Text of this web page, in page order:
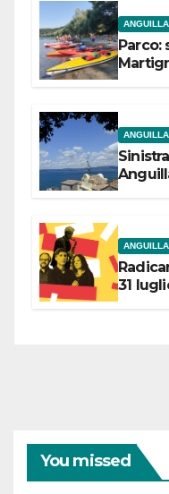
Parco:
31
You missed